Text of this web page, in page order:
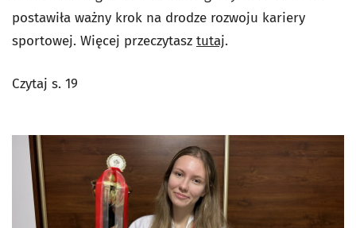
postawiła ważny krok na drodze rozwoju kariery
sportowej. Więcej przeczytasz tutaj.
Czytaj s. 19